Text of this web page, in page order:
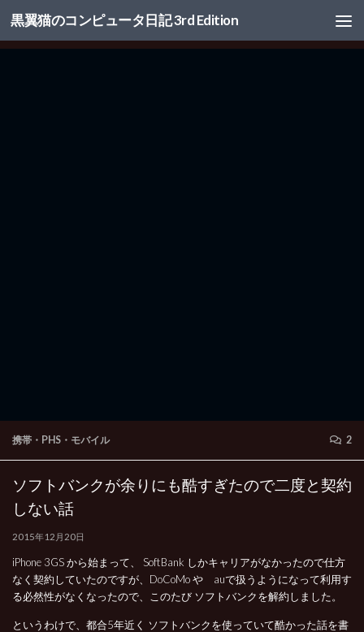
コンテンツへスキップ
黒翼猫のコンピュータ日記 3rd Edition
携帯・PHS・モバイル 2
ソフトバンクが余りにも酷すぎたので二度と契約
しない話
2015年12月20日
iPhone 3GS から始まって、 SoftBank しかキャリアがなかったので仕方
なく契約していたのですが、DoCoMo や auで扱うようになって利用す
る必然性がなくなったので、このたび ソフトバンクを解約しました。
というわけで、都合5年近く ソフトバンクを使っていて酷かった話を書